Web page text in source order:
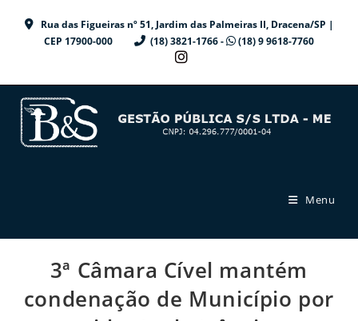
Rua das Figueiras nº 51, Jardim das Palmeiras II, Dracena/SP |
CEP 17900-000
(18) 3821-1766 - (18) 9 9618-7760
Menu
3ª Câmara Cível mantém
condenação de Município por